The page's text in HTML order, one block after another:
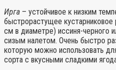
Ирга – устойчивое к низким
быстрорастущее
см в диаметре) иссиня-черного
сизым налетом. Очень быстро
которую можно использовать
сорта с вкусными сладкими